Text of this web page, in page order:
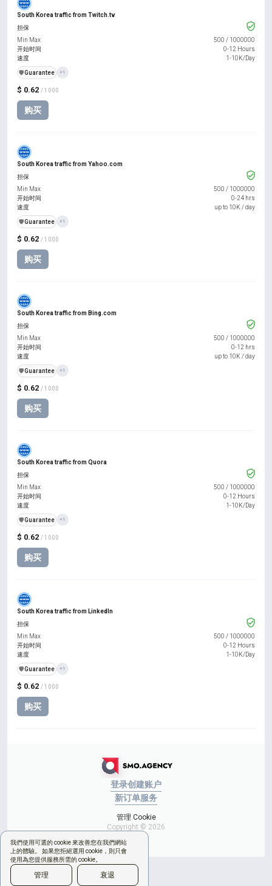
我們使用可選的 cookie 來改善您在我們網站
上的體驗。 如果您拒絕選用 cookie，則只會
使用為您提供服務所需的 cookie。
管理 衰退
South Korea traffic from Twitch.tv
$ 0.62 / 1000
购买
担保
Min Max
500 / 1000000
开始时间
0-12 Hours
速度
1-10K/Day
️🛡️Guarantee +1
South Korea traffic from Yahoo.com
$ 0.62 / 1000
购买
担保
Min Max
500 / 1000000
开始时间
0-24 hrs
速度
up to 10K / day
️🛡️Guarantee +1
South Korea traffic from Bing.com
$ 0.62 / 1000
购买
担保
Min Max
500 / 1000000
开始时间
0-12 hrs
速度
up to 10K / day
️🛡️Guarantee +1
South Korea traffic from Quora
$ 0.62 / 1000
购买
担保
Min Max
500 / 1000000
开始时间
0-12 Hours
速度
1-10K/Day
️🛡️Guarantee +1
South Korea traffic from LinkedIn
$ 0.62 / 1000
购买
担保
Min Max
500 / 1000000
开始时间
0-12 Hours
速度
1-10K/Day
️🛡️Guarantee +1
登录创建账户
新订单服务
管理 Cookie
Copyright © 2026